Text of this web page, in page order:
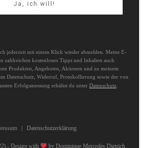
Ja, ich will!
jederzeit mit einem Klick wieder abmelden. Meine E-
zahlreichen kostenlosen Tipps und Inhalten auch
Produkten, Angeboten, Aktionen und zu meinem
Datenschutz, Widerruf, Protokollierung sowie der von
Erfolgsmessung erhältst du unter Datenschutz
| Datenschutzerklärung
- Design with by Dominique Mercedes Dietrich